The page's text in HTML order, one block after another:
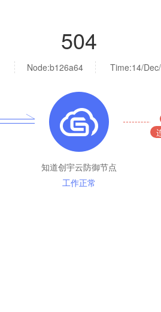
504
Node:b126a64 Time:14/
知道创宇云防御节点
工作正常